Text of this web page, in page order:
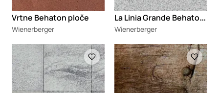
Vrtne Behaton ploče
Wienerberger
L
a Linia Grande Behaton ploče
Wienerberger
Loading Loading